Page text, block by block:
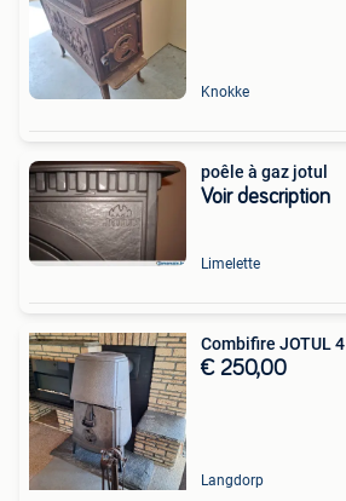
Knokke
poêle à gaz jotul
Voir description
Limelette
Combifire JOTUL 4
€ 250,00
Langdorp